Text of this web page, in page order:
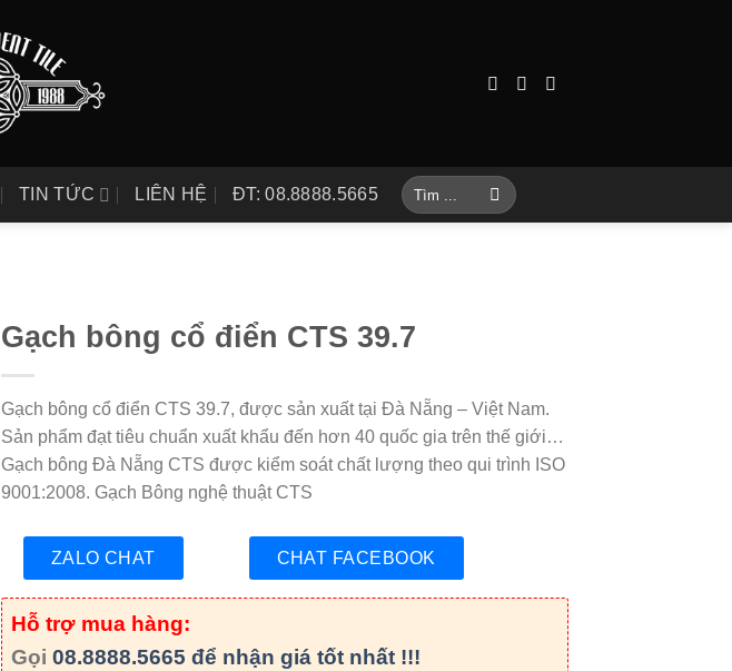
TIN TỨC LIÊN HỆ ĐT: 08.8888.5665
Tìm
kiếm:
Gạch bông cổ điển CTS 39.7
Gạch bông cổ điển CTS 39.7, được sản xuất tại Đà Nẵng – Việt Nam.
Sản phẩm đạt tiêu chuẩn xuất khẩu đến hơn 40 quốc gia trên thế giới…
Gạch bông Đà Nẵng CTS được kiểm soát chất lượng theo qui trình ISO
9001:2008. Gạch Bông nghệ thuật CTS
ZALO CHAT CHAT FACEBOOK
Hỗ trợ mua hàng:
Gọi 08.8888.5665 để nhận giá tốt nhất !!!